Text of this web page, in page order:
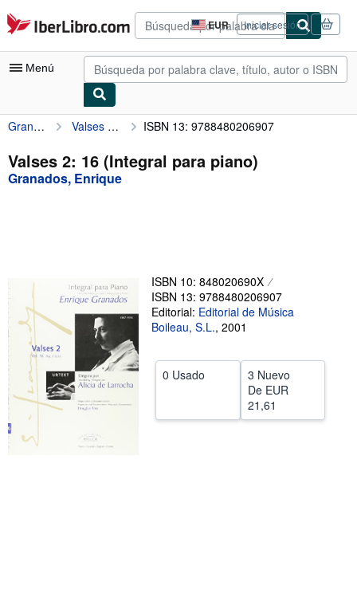
Pasar al contenido principal
IberLibro.com EUR
Preferencias
de
compra
del
Iniciar sesión
Menú
Mi cuenta
Consultar mis pedidos
Búsqueda avanzada
Vendedores
Comenzar a vender
Ayuda
CERRAR
Granados, Enrique Valses 2: 16 (Integral para piano) ISBN 13: 9788480206907
Valses 2: 16 (Integral para piano)
Granados, Enrique
ISBN 10: 848020690X
ISBN 13: 9788480206907
Editorial: Editorial de Música
Boileau, S.L., 2001
0 Usado
3 Nuevo
De EUR
21,61